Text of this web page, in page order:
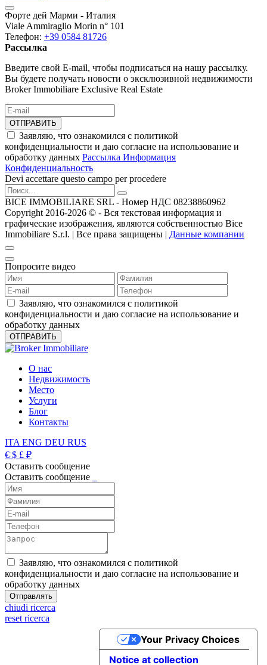
Форте дей Марми - Италия
Viale Ammiraglio Morin n° 101
Телефон: +39 0584 81726
Рассылка
Введите свой E-mail, чтобы подписаться на нашу рассылку.
Вы будете получать новости о эксклюзивной недвижимости
Broker Immobiliare Exclusive Real Estate
ОТПРАВИТЬ
Заявляю, что ознакомился с политикой
конфиденциальности и даю согласие на использование и
обработку данных Рассылка Информация
Конфиденциальность
Devi accettare questo campo per procedere
BICE IMMOBILIARE SRL - Номер НДС 08238860962
Copyright 2016-2026 ©️ - Вся текстовая информация и
графические изображения, являются собственностью Bice
Immobiliare S.r.l. | Все права защищены | Данные компании
Попросите видео
Заявляю, что ознакомился с политикой
конфиденциальности и даю согласие на использование и
обработку данных
О нас
Недвижимость
Место
Услуги
Блог
Контакты
ITA ENG DEU RUS
€ $ £ ₽
Оставить сообщение
Оставить сообщение
Заявляю, что ознакомился с политикой
конфиденциальности и даю согласие на использование и
обработку данных
chiudi ricerca
reset ricerca
Notice at collection
Your Privacy Choices